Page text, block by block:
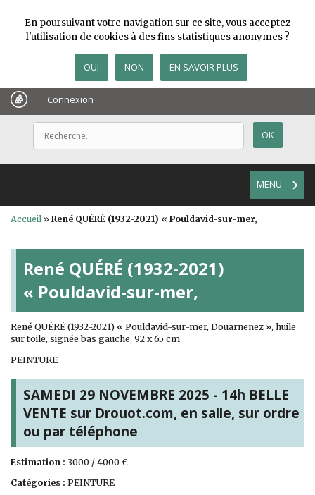
Connexion
MENU
Accueil» René QUÉRÉ (1932-2021) « Pouldavid-sur-mer,
René QUÉRÉ (1932-2021)
« Pouldavid-sur-mer,
René QUÉRÉ (1932-2021) « Pouldavid-sur-mer, Douarnenez », huile
sur toile, signée bas gauche, 92 x 65 cm
PEINTURE
SAMEDI 29 NOVEMBRE 2025 - 14h BELLE
VENTE sur Drouot.com, en salle, sur ordre
ou par téléphone
Estimation : 3000 / 4000 €
Catégories : PEINTURE
En poursuivant votre navigation sur ce site, vous acceptez
l'utilisation de cookies à des fins statistiques anonymes ?
OUI NON EN SAVOIR PLUS